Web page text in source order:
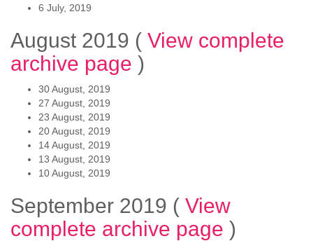
6 July, 2019
August 2019 ( View complete
archive page )
30 August, 2019
27 August, 2019
23 August, 2019
20 August, 2019
14 August, 2019
13 August, 2019
10 August, 2019
September 2019 ( View
complete archive page )